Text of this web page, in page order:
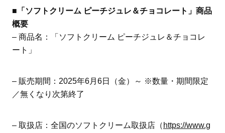
■「ソフトクリーム ピーチジュレ＆チョコレート」商品
概要
– 商品名：「ソフトクリーム ピーチジュレ＆チョコレ
ート」
– 販売期間：2025年6月6日（金）～ ※数量・期間限定
／無くなり次第終了
– 取扱店：全国のソフトクリーム取扱店（ https://www.g